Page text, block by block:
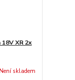
XR 2x
Není skladem